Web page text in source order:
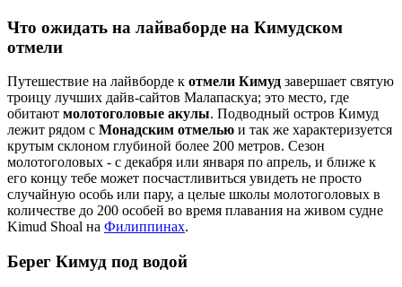
Что ожидать на лайваборде на Кимудском
отмели
Путешествие на лайвборде к отмели Кимуд завершает святую
троицу лучших дайв-сайтов Малапаскуа; это место, где
обитают молотоголовые акулы. Подводный остров Кимуд
лежит рядом с Монадским отмелью и так же характеризуется
крутым склоном глубиной более 200 метров. Сезон
молотоголовых - с декабря или января по апрель, и ближе к
его концу тебе может посчастливиться увидеть не просто
случайную особь или пару, а целые школы молотоголовых в
количестве до 200 особей во время плавания на живом судне
Kimud Shoal на Филиппинах.
Берег Кимуд под водой